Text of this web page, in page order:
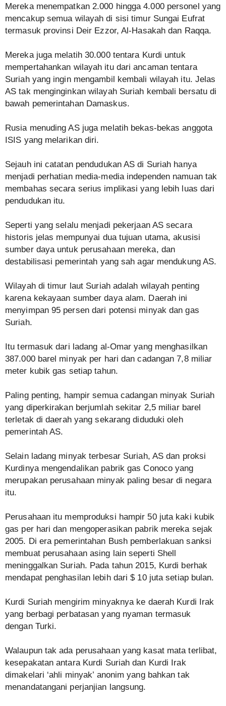
Mereka menempatkan 2.000 hingga 4.000 personel yang
mencakup semua wilayah di sisi timur Sungai Eufrat
termasuk provinsi Deir Ezzor, Al-Hasakah dan Raqqa.
Mereka juga melatih 30.000 tentara Kurdi untuk
mempertahankan wilayah itu dari ancaman tentara
Suriah yang ingin mengambil kembali wilayah itu. Jelas
AS tak menginginkan wilayah Suriah kembali bersatu di
bawah pemerintahan Damaskus.
Rusia menuding AS juga melatih bekas-bekas anggota
ISIS yang melarikan diri.
Sejauh ini catatan pendudukan AS di Suriah hanya
menjadi perhatian media-media independen namuan tak
membahas secara serius implikasi yang lebih luas dari
pendudukan itu.
Seperti yang selalu menjadi pekerjaan AS secara
historis jelas mempunyai dua tujuan utama, akusisi
sumber daya untuk perusahaan mereka, dan
destabilisasi pemerintah yang sah agar mendukung AS.
Wilayah di timur laut Suriah adalah wilayah penting
karena kekayaan sumber daya alam. Daerah ini
menyimpan 95 persen dari potensi minyak dan gas
Suriah.
Itu termasuk dari ladang al-Omar yang menghasilkan
387.000 barel minyak per hari dan cadangan 7,8 miliar
meter kubik gas setiap tahun.
Paling penting, hampir semua cadangan minyak Suriah
yang diperkirakan berjumlah sekitar 2,5 miliar barel
terletak di daerah yang sekarang diduduki oleh
pemerintah AS.
Selain ladang minyak terbesar Suriah, AS dan proksi
Kurdinya mengendalikan pabrik gas Conoco yang
merupakan perusahaan minyak paling besar di negara
itu.
Perusahaan itu memproduksi hampir 50 juta kaki kubik
gas per hari dan mengoperasikan pabrik mereka sejak
2005. Di era pemerintahan Bush pemberlakuan sanksi
membuat perusahaan asing lain seperti Shell
meninggalkan Suriah. Pada tahun 2015, Kurdi berhak
mendapat penghasilan lebih dari $ 10 juta setiap bulan.
Kurdi Suriah mengirim minyaknya ke daerah Kurdi Irak
yang berbagi perbatasan yang nyaman termasuk
dengan Turki.
Walaupun tak ada perusahaan yang kasat mata terlibat,
kesepakatan antara Kurdi Suriah dan Kurdi Irak
dimakelari ‘ahli minyak’ anonim yang bahkan tak
menandatangani perjanjian langsung.